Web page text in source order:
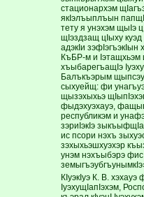
стационархэм
якIэлъыплъын
тету я унэхэм щыIэ
щIэздзащ цIыху куэд
адэкIи зэфIэгъэкIын
КъБР-м и Iэтащхьэм
хъыбарегъащIэ
Балъкъэрым щыпсэу
сыхуейщ: фи
щызэхыхьэ
фыдэхуэхауэ,
республикэм и
зэриIэкIэ
ис псори нэхъ
зэхыхьэшхуэхэр
унэм нэхъыбэрэ
КIуэкIуэ К. В.
IуэхущIапIэхэм,